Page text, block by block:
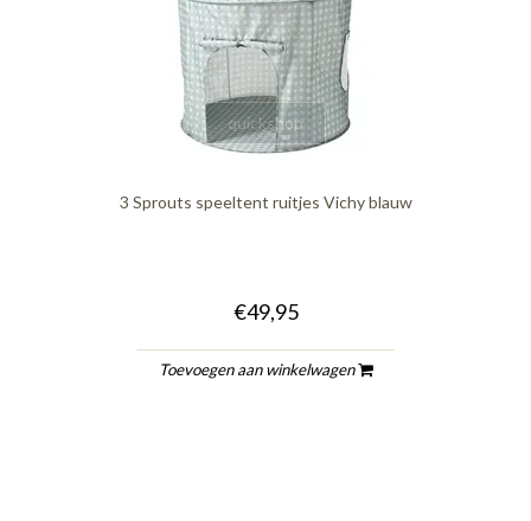
quickshop
3 Sprouts speeltent ruitjes Vichy blauw
€49,95
Toevoegen aan winkelwagen